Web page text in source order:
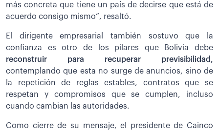
más concreta que tiene un país de decirse que está de
acuerdo consigo mismo”, resaltó.
El dirigente empresarial también sostuvo que la
confianza es otro de los pilares que Bolivia debe
reconstruir para recuperar previsibilidad,
contemplando que esta no surge de anuncios, sino de
la repetición de reglas estables, contratos que se
respetan y compromisos que se cumplen, incluso
cuando cambian las autoridades.
Como cierre de su mensaje, el presidente de Cainco